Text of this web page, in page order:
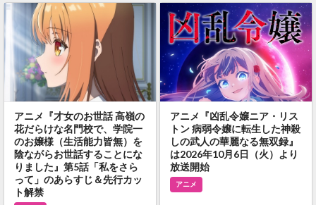
アニメ『才女のお世話 高嶺の
花だらけな名門校で、学院一
のお嬢様（生活能力皆無）を
陰ながらお世話することにな
りました』第5話「私をさら
って」のあらすじ＆先行カッ
ト解禁
アニメ『凶乱令嬢ニア・リス
トン 病弱令嬢に転生した神殺
しの武人の華麗なる無双録』
は2026年10月6日（火）より
放送開始
アニメ